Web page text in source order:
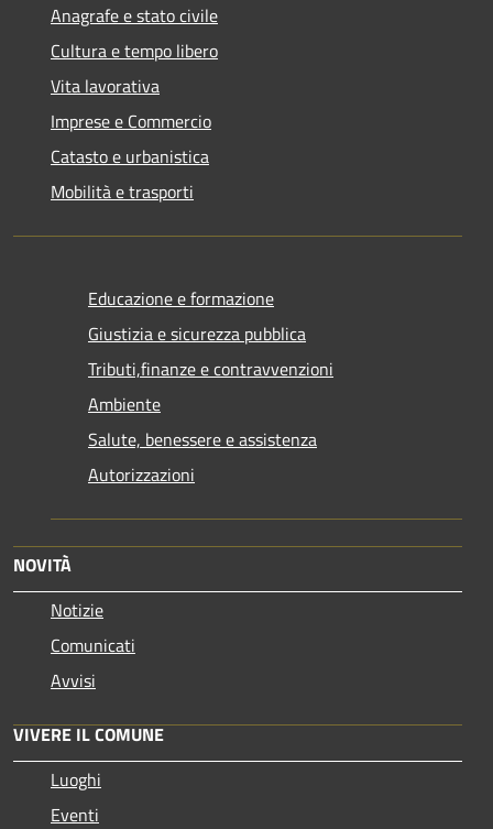
Anagrafe e stato civile
Cultura e tempo libero
Vita lavorativa
Imprese e Commercio
Catasto e urbanistica
Mobilità e trasporti
Educazione e formazione
Giustizia e sicurezza pubblica
Tributi,finanze e contravvenzioni
Ambiente
Salute, benessere e assistenza
Autorizzazioni
NOVITÀ
Notizie
Comunicati
Avvisi
VIVERE IL COMUNE
Luoghi
Eventi